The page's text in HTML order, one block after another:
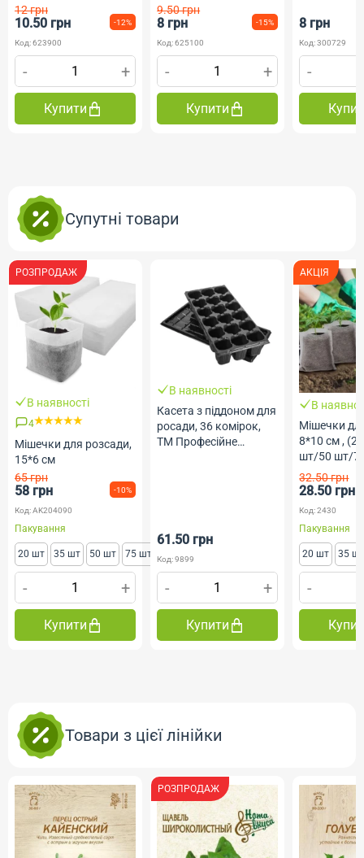
12 грн
10.50 грн -12%
Код: 623900
- +
Купити
9.50 грн
8 грн -15%
Код: 625100
- +
Купити
8 грн
Код: 300729
-
Супутні товари
РОЗПРОДАЖ
В наявності
4
Мішечки для розсади,
15*6 см
65 грн
58 грн -10%
Код: AK204090
Пакування
20 шт 35 шт 50 шт 75 шт
- +
Купити
В наявності
Касета з піддоном для
росади, 36 комірок,
ТМ Професійне
61.50 грн
Код: 9899
- +
Купити
АКЦІЯ
В
Мішечки
8*10 см ,
шт/50 шт/
32.50 грн
28.50 грн
Код: 2430
Пакування
20 шт 35
-
Товари з цієї лінійки
РОЗПРОДАЖ